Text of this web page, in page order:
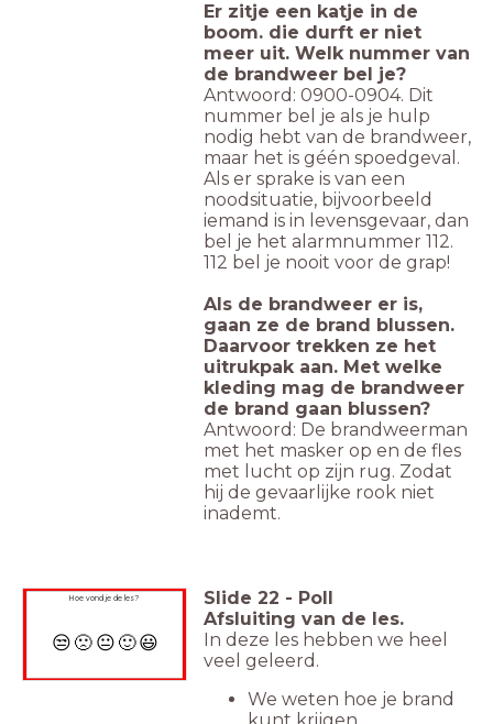
Er zitje een katje in de
boom. die durft er niet
meer uit. Welk nummer van
de brandweer bel je?
Antwoord: 0900-0904. Dit
nummer bel je als je hulp
nodig hebt van de brandweer,
maar het is géén spoedgeval.
Als er sprake is van een
noodsituatie, bijvoorbeeld
iemand is in levensgevaar, dan
bel je het alarmnummer 112.
112 bel je nooit voor de grap!
Als de brandweer er is,
gaan ze de brand blussen.
Daarvoor trekken ze het
uitrukpak aan. Met welke
kleding mag de brandweer
de brand gaan blussen?
Antwoord: De brandweerman
met het masker op en de fles
met lucht op zijn rug. Zodat
hij de gevaarlijke rook niet
inademt.
Hoe vond je de les?
😒 🙁 😐 🙂😃
Slide 22 - Poll
Afsluiting van de les.
In deze les hebben we heel
veel geleerd.
We weten hoe je brand